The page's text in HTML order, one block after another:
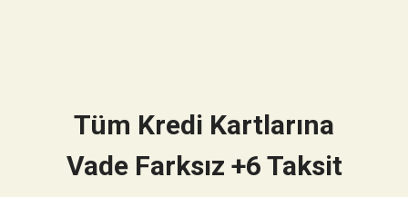
Tüm Kredi Kartlarına
Vade Farksız +6 Taksit